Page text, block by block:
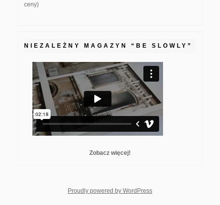
ceny)
NIEZALEŻNY MAGAZYN “BE SLOWLY”
Zobacz więcej!
Proudly powered by WordPresswhois: Nuno Sarmento